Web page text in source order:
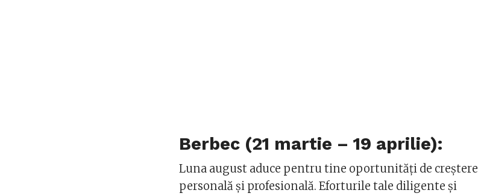
Berbec (21 martie – 19 aprilie):
Luna august aduce pentru tine oportunități de creștere
personală și profesională. Eforturile tale diligente și